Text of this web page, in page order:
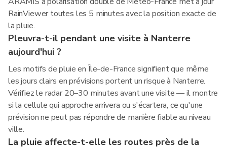
RainViewer toutes les 5 minutes avec la position exacte de
la pluie.
Pleuvra-t-il pendant une visite à Nanterre
aujourd'hui ?
Les motifs de pluie en Île-de-France signifient que même
les jours clairs en prévisions portent un risque à Nanterre.
Vérifiez le radar 20–30 minutes avant une visite — il montre
si la cellule qui approche arrivera ou s'écartera, ce qu'une
prévision ne peut pas répondre de manière fiable au niveau
ville.
La pluie affecte-t-elle les routes près de la